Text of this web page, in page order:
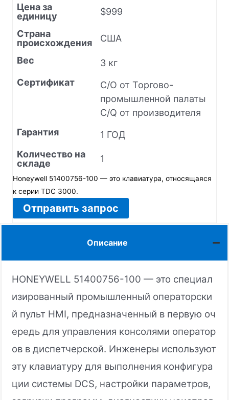
Цена за
единицу
$999
Страна
происхождения
США
Вес
3 кг
Сертификат
C/O от Торгово-
промышленной палаты
C/Q от производителя
Гарантия
1 ГОД
Количество на
складе
1
Honeywell 51400756-100 — это клавиатура, относящаяся
к серии TDC 3000.
Отправить запрос
Описание
HONEYWELL 51400756-100 — это специал
изированный промышленный операторски
й пульт HMI, предназначенный в первую оч
ередь для управления консолями оператор
ов в диспетчерской. Инженеры используют
эту клавиатуру для выполнения конфигура
ции системы DCS, настройки параметров,